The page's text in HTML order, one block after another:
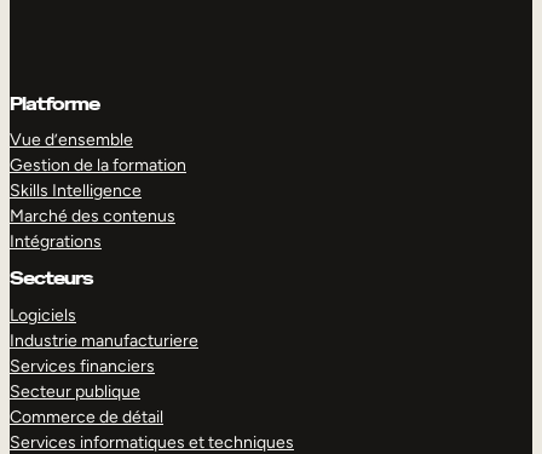
Platforme
Vue d’ensemble
Gestion de la formation
Skills Intelligence
Marché des contenus
Intégrations
Secteurs
Logiciels
Industrie manufacturiere
Services financiers
Secteur publique
Commerce de détail
Services informatiques et techniques